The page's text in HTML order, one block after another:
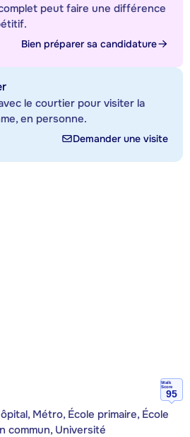
peut faire une différence
Bien préparer sa candidature
le courtier pour visiter la
en personne.
Demander une visite
Walk
Score
95
Métro, École primaire, École
commun, Université